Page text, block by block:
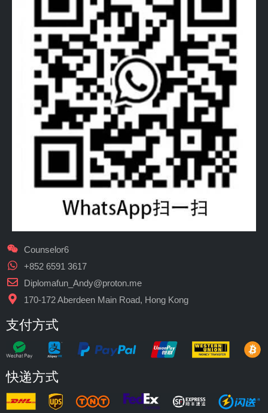
Counselor6
+852 6591 3617
Diplomafun_Andy@proton.me
170-172 Aberdeen Main Road, Hong Kong
支付方式
快递方式